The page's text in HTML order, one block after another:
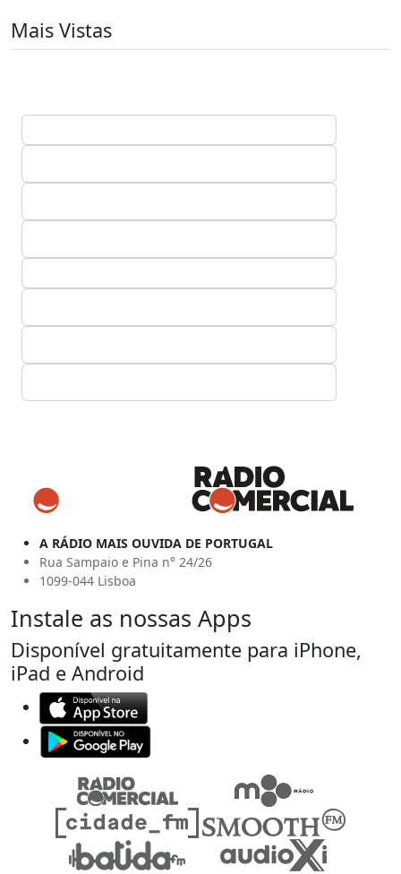
Mais Vistas
A RÁDIO MAIS OUVIDA DE PORTUGAL
Rua Sampaio e Pina n° 24/26
1099-044 Lisboa
Instale as nossas Apps
Disponível gratuitamente para iPhone,
iPad e Android